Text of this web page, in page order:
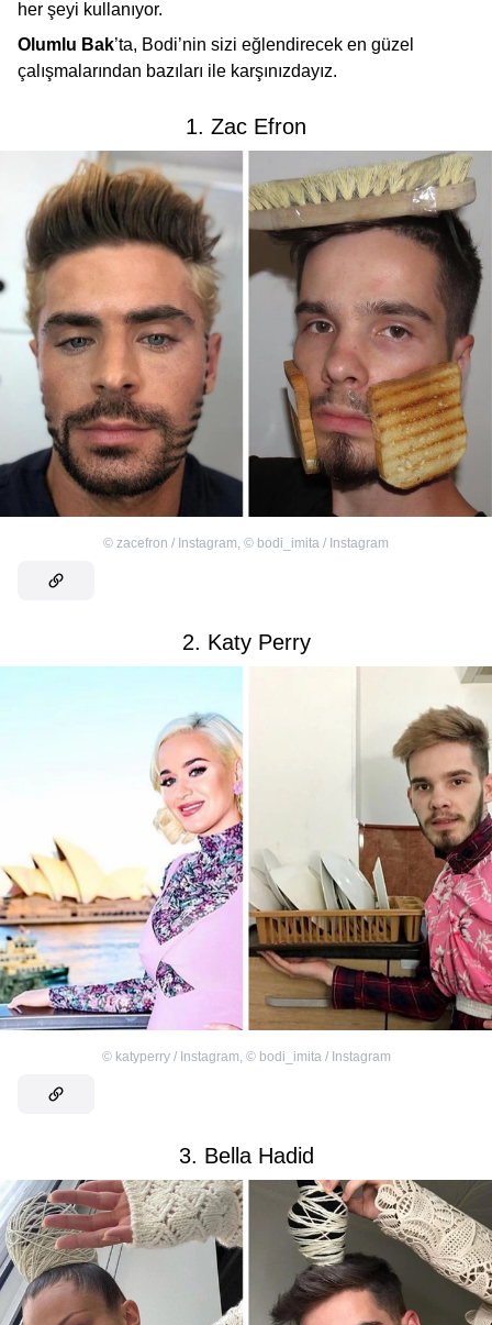
her şeyi kullanıyor.
Olumlu Bak’ta, Bodi’nin sizi eğlendirecek en güzel
çalışmalarından bazıları ile karşınızdayız.
1. Zac Efron
© zacefron / Instagram, © bodi_imita / Instagram
2. Katy Perry
© katyperry / Instagram, © bodi_imita / Instagram
3. Bella Hadid